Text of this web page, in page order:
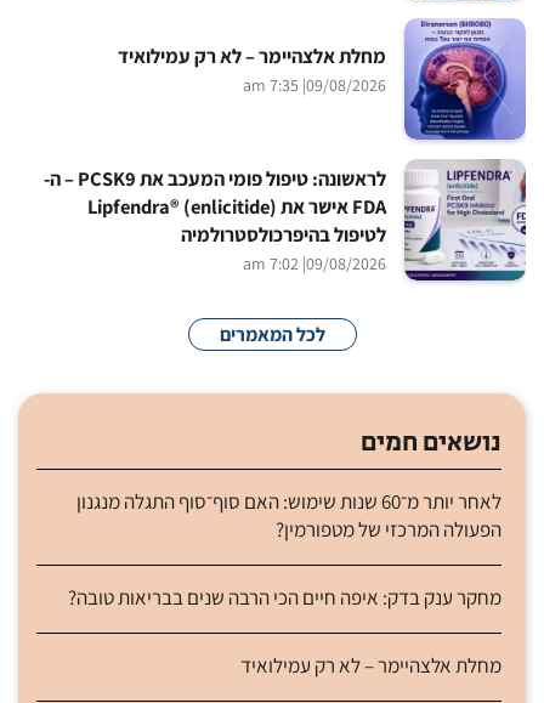
מחלת אלצהיימר – לא רק עמילואיד
09/08/2026
| 7:35 am
לראשונה: טיפול פומי המעכב את PCSK9 – ה-
FDA אישר את Lipfendra® (enlicitide)
לטיפול בהיפרכולסטרולמיה
09/08/2026
| 7:02 am
לכל המאמרים
נושאים חמים
לאחר יותר מ־60 שנות שימוש: האם סוף־סוף התגלה מנגנון
הפעולה המרכזי של מטפורמין?
מחקר ענק בדק: איפה חיים הכי הרבה שנים בבריאות טובה?
מחלת אלצהיימר – לא רק עמילואיד